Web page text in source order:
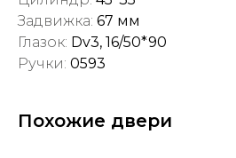
Задвижка: 67 мм
Глазок: Dv3, 16/50*90
Ручки: 0593
Похожие двери